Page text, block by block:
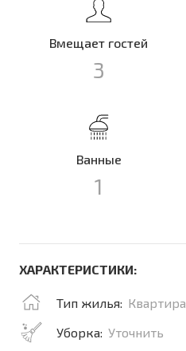
Вмещает гостей
3
Ванные
1
ХАРАКТЕРИСТИКИ:
Тип жилья: Квартира
Уборка: Уточнить